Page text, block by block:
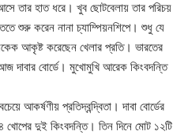
তার হাত ধরে। খুব ছোটবেলায় তার পরিচয়
শুরু করেন নানা চ্যাম্পিয়নশিপে। শুধু যে
আকৃষ্ট করেছেন খেলার প্রতি। ভারতের
দাবার বোর্ডে। মুখোমুখি আরেক কিংবদন্তি
আকর্ষণীয় প্রতিদ্বন্দ্বিতা। দাবা বোর্ডের
দুই কিংবদন্তি। তিন দিনে মোট ১২টি